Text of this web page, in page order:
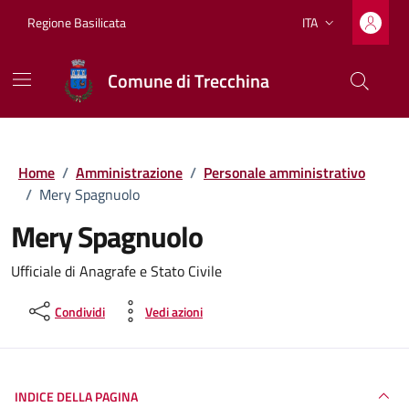
Regione Basilicata Lingua attiva:
ITA
Comune di Trecchina
Home / Amministrazione / Personale amministrativo
/ Mery Spagnuolo
Mery Spagnuolo
Ufficiale di Anagrafe e Stato Civile
Condividi Vedi azioni
INDICE DELLA PAGINA